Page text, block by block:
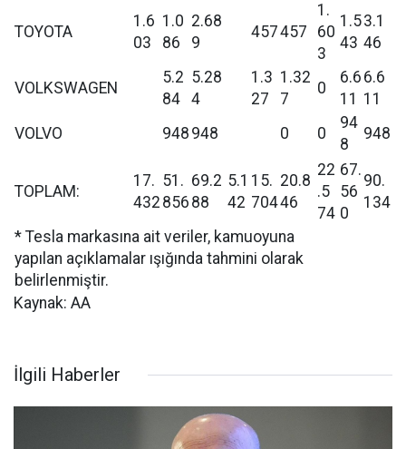
TOYOTA
1.6
03
1.0
86
2.68
9
457457
1.
60
3
1.5
43
3.1
46
VOLKSWAGEN
5.2
84
5.28
4
1.3
27
1.32
7
0
6.6
11
6.6
11
VOLVO
948 948 0 0
94
8
948
TOPLAM:
17.
432
51.
856
69.2
88
5.1
42
15.
704
20.8
46
22
.5
74
67.
56
0
90.
134
* Tesla markasına ait veriler, kamuoyuna
yapılan açıklamalar ışığında tahmini olarak
belirlenmiştir.
Kaynak: AA
İlgili Haberler